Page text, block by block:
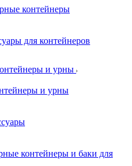
контейнеры
для контейнеров
и урны
и урны
контейнеры и баки для